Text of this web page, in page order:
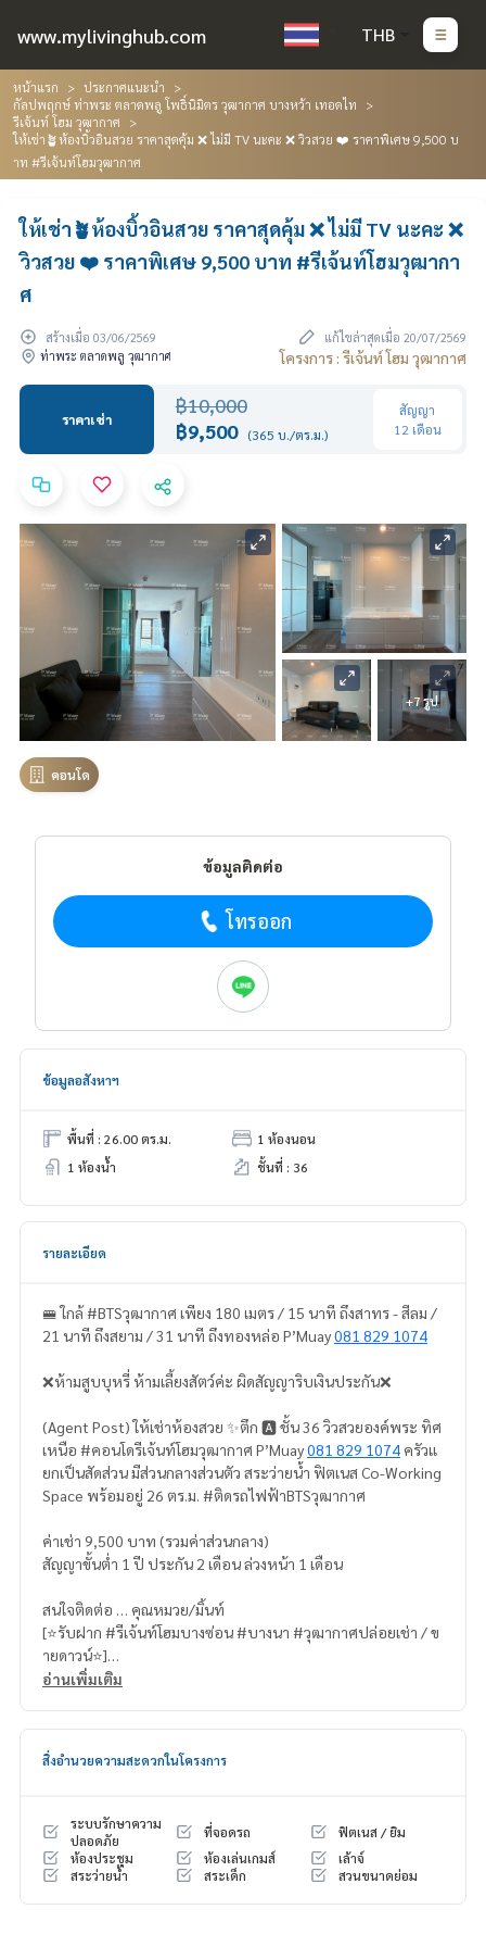
www.mylivinghub.com THB
หน้าแรก
ประกาศแนะนำ
กัลปพฤกษ์ ท่าพระ ตลาดพลู โพธิ์นิมิตร วุฒากาศ บางหว้า เทอดไท
รีเจ้นท์ โฮม วุฒากาศ
ให้เช่า🪴ห้องบิ้วอินสวย ราคาสุดคุ้ม ❌ ไม่มี TV นะคะ ❌ วิวสวย ❤️ ราคาพิเศษ 9,500 บ
าท #รีเจ้นท์โฮมวุฒากาศ
ให้เช่า🪴ห้องบิ้วอินสวย ราคาสุดคุ้ม ❌ ไม่มี TV นะคะ ❌
วิวสวย ❤️ ราคาพิเศษ 9,500 บาท #รีเจ้นท์โฮมวุฒากา
ศ
สร้างเมื่อ 03/06/2569
แก้ไขล่าสุดเมื่อ 20/07/2569
ท่าพระ ตลาดพลู วุฒากาศ
โครงการ : รีเจ้นท์ โฮม วุฒากาศ
ราคาเช่า
฿10,000
฿9,500 (365 บ./ตร.ม.)
สัญญา
12 เดือน
+7 รูป
คอนโด
ข้อมูลติดต่อ
โทรออก
ข้อมูลอสังหาฯ
พื้นที่ : 26.00 ตร.ม.
1 ห้องนอน
1 ห้องน้ำ
ชั้นที่ : 36
รายละเอียด
🚝 ใกล้ #BTSวุฒากาศ เพียง 180 เมตร / 15 นาที ถึงสาทร - สีลม /
21 นาที ถึงสยาม / 31 นาที ถึงทองหล่อ P’Muay081 829 1074
❌ห้ามสูบบุหรี่ ห้ามเลี้ยงสัตว์ค่ะ ผิดสัญญาริบเงินประกัน❌
(Agent Post) ให้เช่าห้องสวย ✨ตึก 🅰️ ชั้น 36 วิวสวยองค์พระ ทิศ
เหนือ #คอนโดรีเจ้นท์โฮมวุฒากาศ P’Muay081 829 1074 ครัวแ
ยกเป็นสัดส่วน มีส่วนกลางส่วนตัว สระว่ายน้ำ ฟิตเนส Co-Working
Space พร้อมอยู่ 26 ตร.ม. #ติดรถไฟฟ้าBTSวุฒากาศ
ค่าเช่า 9,500 บาท (รวมค่าส่วนกลาง)
สัญญาขั้นต่ำ 1 ปี ประกัน 2 เดือน ล่วงหน้า 1 เดือน
สนใจติดต่อ … คุณหมวย/มิ้นท์
[⭐️รับฝาก #รีเจ้นท์โฮมบางซ่อน #บางนา #วุฒากาศปล่อยเช่า / ข
ายดาวน์⭐️]
หรือคลิ๊ก … 1.
2.https://line.me/ti/p/v2fZtmtfXa
➡️ เวปไซต์ :
📍เฟอร์นิเจอร์ครบ
* ตู้เสื้อผ้าบิ้วอิน
อ่านเพิ่มเติม
สิ่งอำนวยความสะดวกในโครงการ
ระบบรักษาความ
ปลอดภัย
ที่จอดรถ
ฟิตเนส / ยิม
ห้องประชุม
ห้องเล่นเกมส์
เล้าจ์
สระว่ายน้ำ
สระเด็ก สวนขนาดย่อม